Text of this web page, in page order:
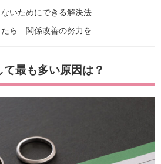
いためにできる解決法
ら…関係改善の努力を
最も多い原因は？